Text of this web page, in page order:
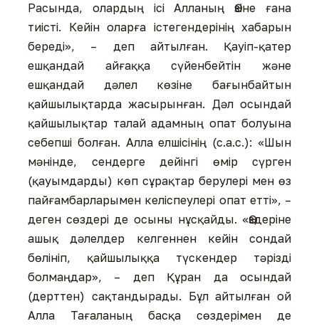
Расында, олардың ісі Алланың Өзіне ғана
тиісті. Кейін оларға істегендерінің хабарын
береді», – деп айтылған. Қауіп-қатер
ешқандай айғаққа сүйенбейтін және
ешқандай дәлел көзіне бағынбайтын
қайшылықтарда жасырынған. Дәл осындай
қайшылықтар талай адамның опат болуына
себепші болған. Алла елшісінің (с.а.с.): «Шын
мәнінде, сендерге дейінгі өмір сүрген
(қауымдарды) көп сұрақтар берулері мен өз
пайғамбарларымен келіспеулері опат етті», –
деген сөздері де осыны нұсқайды. «Өздеріне
ашық дәлелдер келгеннен кейін сондай
бөлініп, қайшылыққа түскендер тәрізді
болмаңдар», – деп Құран да осындай
(дерттен) сақтандырады. Бұл айтылған ой
Алла Тағаланың басқа сөздерімен де